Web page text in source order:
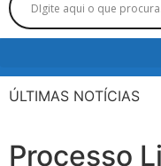
ÚLTIMAS NOTÍCIAS
Processo